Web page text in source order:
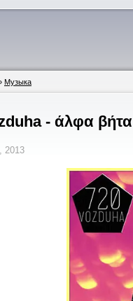
Музыка
- άλφα βήτα
2013